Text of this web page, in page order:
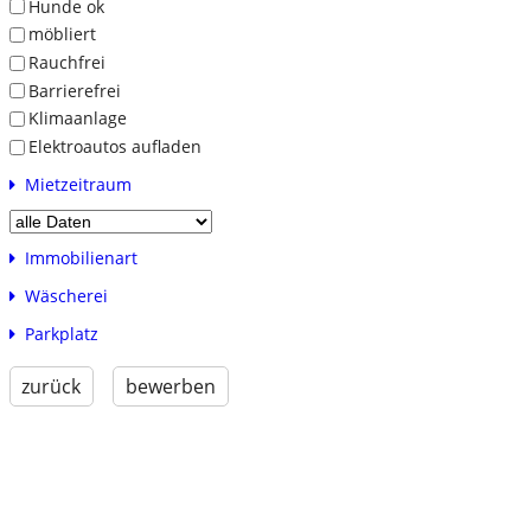
Hunde ok
möbliert
Rauchfrei
Barrierefrei
Klimaanlage
Elektroautos aufladen
Mietzeitraum
Immobilienart
Wäscherei
Parkplatz
zurück bewerben